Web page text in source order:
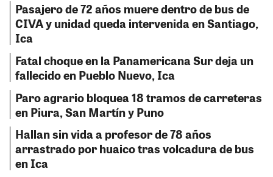
Pasajero de 72 años muere dentro de bus de
CIVA y unidad queda intervenida en Santiago,
Ica
Fatal choque en la Panamericana Sur deja un
fallecido en Pueblo Nuevo, Ica
Paro agrario bloquea 18 tramos de carreteras
en Piura, San Martín y Puno
Hallan sin vida a profesor de 78 años
arrastrado por huaico tras volcadura de bus
en Ica